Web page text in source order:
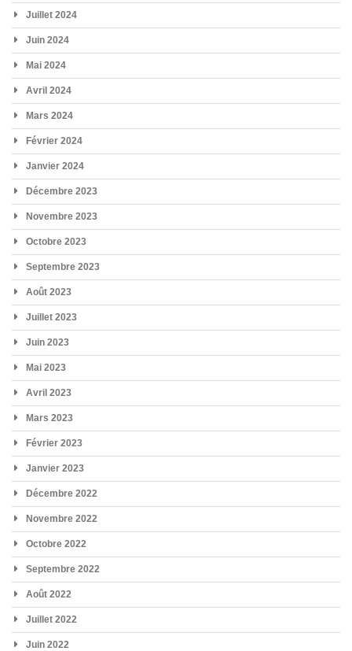
Juillet 2024
Juin 2024
Mai 2024
Avril 2024
Mars 2024
Février 2024
Janvier 2024
Décembre 2023
Novembre 2023
Octobre 2023
Septembre 2023
Août 2023
Juillet 2023
Juin 2023
Mai 2023
Avril 2023
Mars 2023
Février 2023
Janvier 2023
Décembre 2022
Novembre 2022
Octobre 2022
Septembre 2022
Août 2022
Juillet 2022
Juin 2022